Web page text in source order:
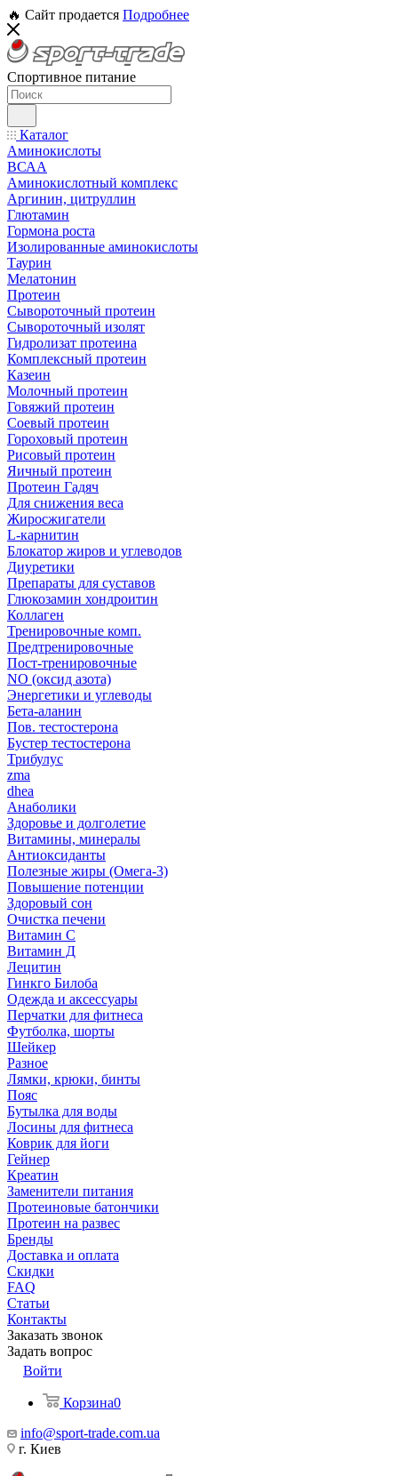
🔥 Сайт продается Подробнее
Спортивное питание
Каталог
Аминокислоты
ВСАА
Аминокислотный комплекс
Аргинин, цитруллин
Глютамин
Гормона роста
Изолированные аминокислоты
Таурин
Мелатонин
Протеин
Сывороточный протеин
Сывороточный изолят
Гидролизат протеина
Комплексный протеин
Казеин
Молочный протеин
Говяжий протеин
Соевый протеин
Гороховый протеин
Рисовый протеин
Яичный протеин
Протеин Гадяч
Для снижения веса
Жиросжигатели
L-карнитин
Блокатор жиров и углеводов
Диуретики
Препараты для суставов
Глюкозамин хондроитин
Коллаген
Тренировочные комп.
Предтренировочные
Пост-тренировочные
NO (оксид азота)
Энергетики и углеводы
Бета-аланин
Пов. тестостерона
Бустер тестостерона
Трибулус
zma
dhea
Анаболики
Здоровье и долголетие
Витамины, минералы
Антиоксиданты
Полезные жиры (Омега-3)
Повышение потенции
Здоровый сон
Очистка печени
Витамин С
Витамин Д
Лецитин
Гинкго Билоба
Одежда и аксессуары
Перчатки для фитнеса
Футболка, шорты
Шейкер
Разное
Лямки, крюки, бинты
Пояс
Бутылка для воды
Лосины для фитнеса
Коврик для йоги
Гейнер
Креатин
Заменители питания
Протеиновые батончики
Протеин на развес
Бренды
Доставка и оплата
Скидки
FAQ
Статьи
Контакты
Заказать звонок
Задать вопрос
Войти
Корзина0
info@sport-trade.com.ua
г. Киев